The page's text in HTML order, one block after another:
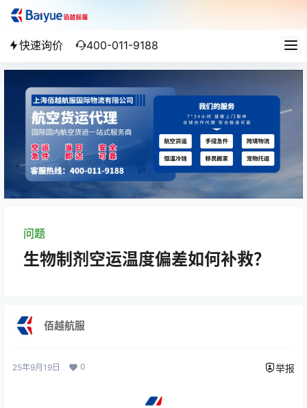
快速询价 400-011-9188
问题
生物制剂空运温度偏差如何补救？
佰越航服
25年9月19日 0 举报